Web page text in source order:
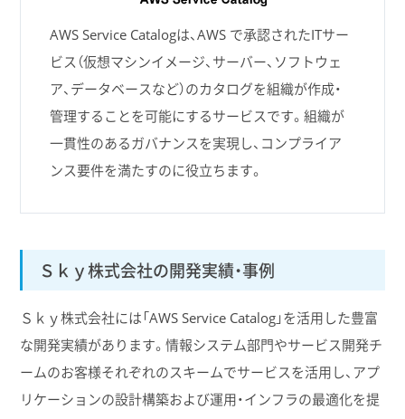
AWS Service Catalogは、AWS で承認されたITサー
ビス（仮想マシンイメージ、サーバー、ソフトウェ
ア、データベースなど）のカタログを組織が作成・
管理することを可能にするサービスです。組織が
一貫性のあるガバナンスを実現し、コンプライア
ンス要件を満たすのに役立ちます。
Ｓｋｙ株式会社の開発実績・事例
Ｓｋｙ株式会社には「AWS Service Catalog」を活用した豊富
な開発実績があります。情報システム部門やサービス開発チ
ームのお客様それぞれのスキームでサービスを活用し、アプ
リケーションの設計構築および運用・インフラの最適化を提